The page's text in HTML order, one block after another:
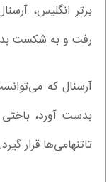
برتر انگلیس،
رفت و به شکست بدموقع ۲ بر
آرسنال که
بدست آورد،
تاتنهامی‌ها قرار گیرد.